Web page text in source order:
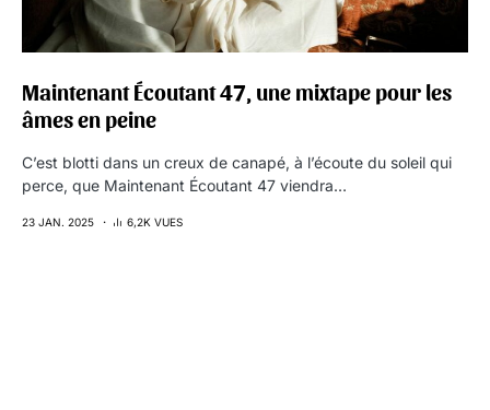
Maintenant Écoutant 47, une mixtape pour les
âmes en peine
C’est blotti dans un creux de canapé, à l’écoute du soleil qui
perce, que Maintenant Écoutant 47 viendra…
23 JAN. 2025 6,2K VUES